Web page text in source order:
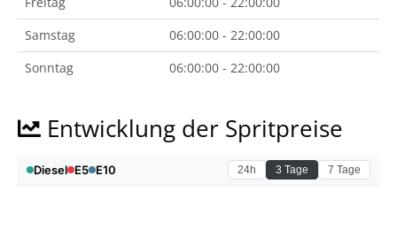
Samstag
06:00:00 - 22:00:00
Sonntag
06:00:00 - 22:00:00
Entwicklung der Spritpreise